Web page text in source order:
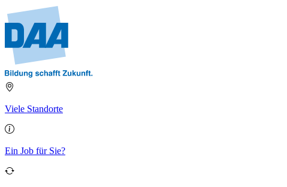
Viele Standorte
Ein Job für Sie?